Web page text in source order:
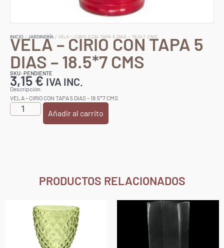
INICIO / JARDINERÍA / VELA – CIRIO CON TAPA 5 DIAS – 18.5*7 CMS
VELA – CIRIO CON TAPA 5
DIAS – 18.5*7 CMS
SKU: PENDIENTE
3,15€ IVA INC.
Descripción:
VELA – CIRIO CON TAPA 5 DIAS – 18.5*7 CMS
Añadir al carrito
PRODUCTOS RELACIONADOS